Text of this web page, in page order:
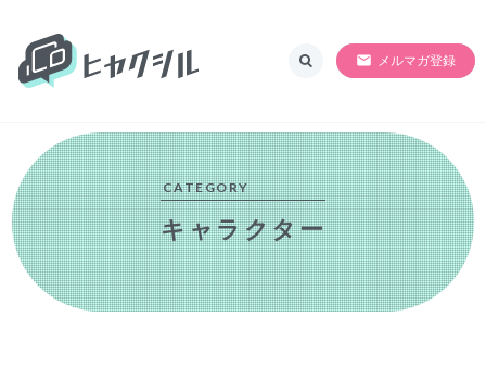
ヒャクシル SORRY!!準備中
メルマガ登録
CATEGORY
キャラクター